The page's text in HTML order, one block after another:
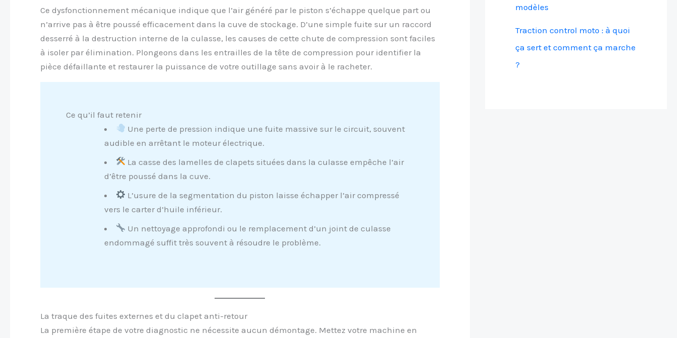
Ce dysfonctionnement mécanique indique que l’air généré par le piston s’échappe quelque part ou
n’arrive pas à être poussé efficacement dans la cuve de stockage. D’une simple fuite sur un raccord
desserré à la destruction interne de la culasse, les causes de cette chute de compression sont faciles
à isoler par élimination. Plongeons dans les entrailles de la tête de compression pour identifier la
pièce défaillante et restaurer la puissance de votre outillage sans avoir à le racheter.
Ce qu’il faut retenir
Une perte de pression indique une fuite massive sur le circuit, souvent
audible en arrêtant le moteur électrique.
La casse des lamelles de clapets situées dans la culasse empêche l’air
d’être poussé dans la cuve.
L’usure de la segmentation du piston laisse échapper l’air compressé
vers le carter d’huile inférieur.
Un nettoyage approfondi ou le remplacement d’un joint de culasse
endommagé suffit très souvent à résoudre le problème.
La traque des fuites externes et du clapet anti-retour
La première étape de votre diagnostic ne nécessite aucun démontage. Mettez votre machine en
modèles
Traction control moto : à quoi
ça sert et comment ça marche
?